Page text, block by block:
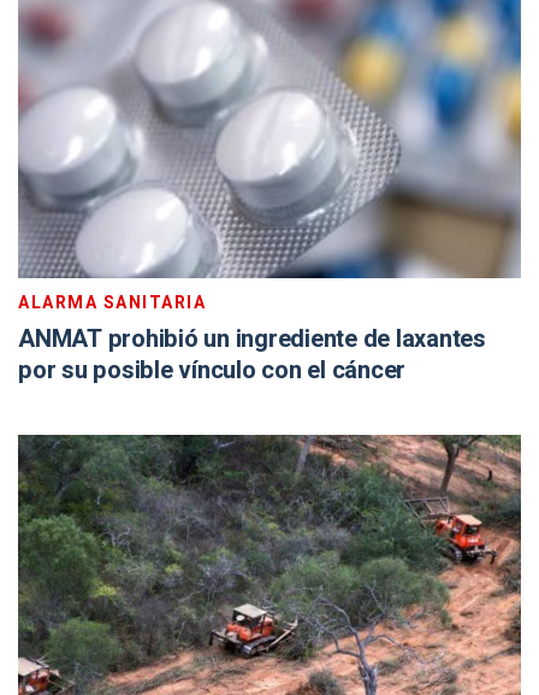
ALARMA SANITARIA
ANMAT prohibió un ingrediente de laxantes
por su posible vínculo con el cáncer